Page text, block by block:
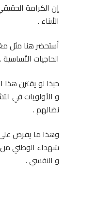
إن الكرامة
الأبناء .
أستحضر هنا مثل
الحاجيات الأساسية .
حبذا لو يقترن هذا
و الأولويات في
نضالهم .
وهذا ما يفرض على
شهداء الوطني من
و النفسي .